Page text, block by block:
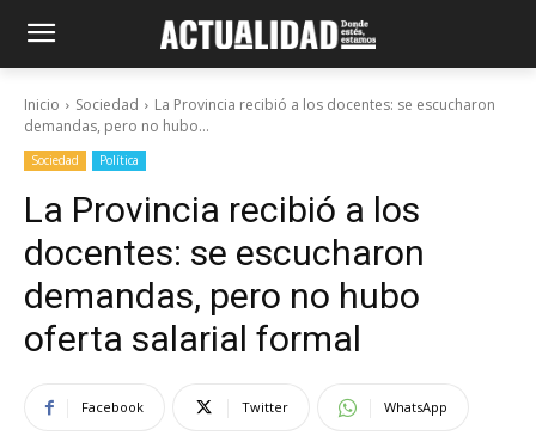
Inicio Sociedad
La Provincia recibió a los docentes: se escucharon
demandas, pero no hubo...
Sociedad Política
La Provincia recibió a los
docentes: se escucharon
demandas, pero no hubo
oferta salarial formal
Facebook Twitter WhatsApp